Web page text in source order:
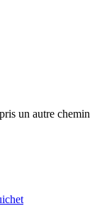
un autre chemin